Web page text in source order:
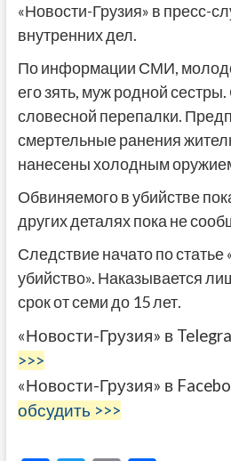
«Новости-Грузия» в пресс-
внутренних дел.
По информации СМИ,
его зять, муж родной
словесной перепалки.
смертельные ранения
нанесены холодным
Обвиняемого в убийстве
других деталях пока не
Следствие начато по
убийство». Наказывается
срок от семи до 15 лет.
«Новости-Грузия» в
>>>
«Новости-Грузия» в
обсудить >>>